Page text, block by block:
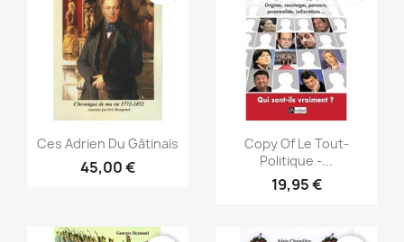
Vista rápida
Ces Adrien Du Gâtinais
45,00 €
Vista rápida
Copy Of Le Tout-
Politique -...
19,95 €